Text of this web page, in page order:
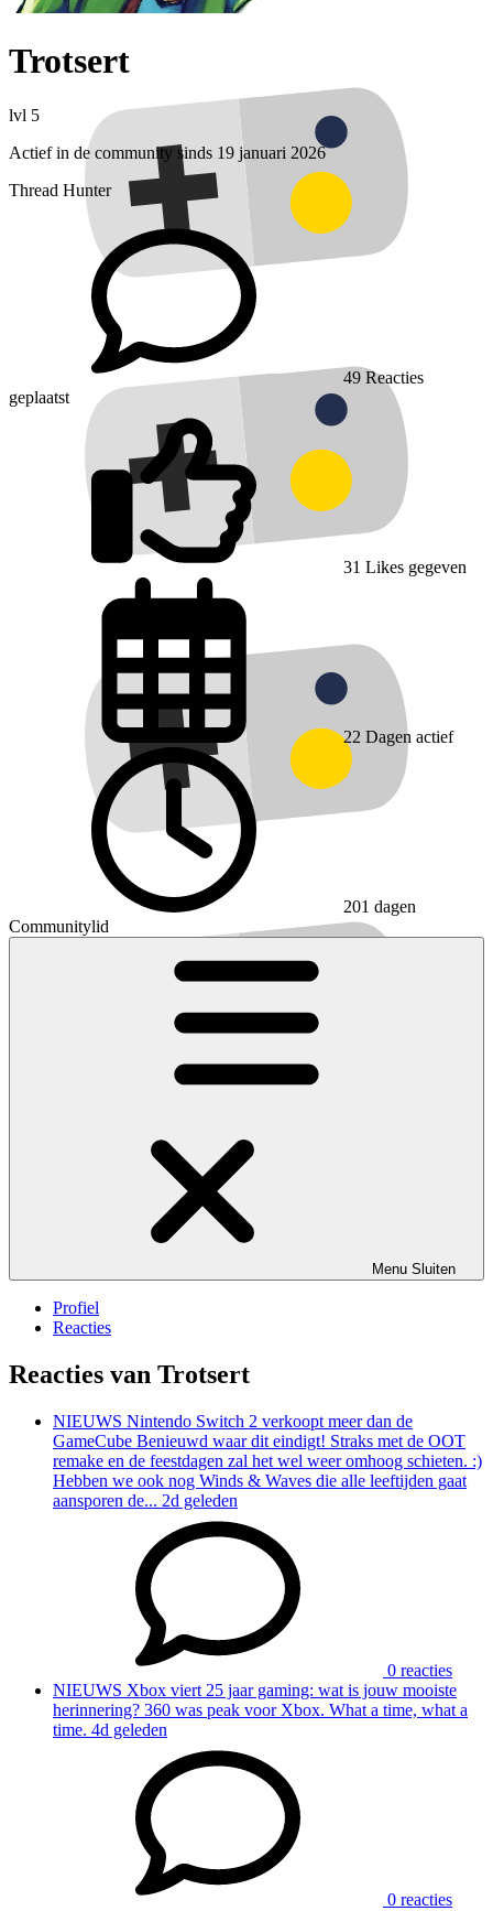
Trotsert
lvl 5
Actief in de community sinds 19 januari 2026
Thread Hunter
49 Reacties
geplaatst
31 Likes gegeven
22 Dagen actief
201 dagen
Communitylid
Menu Sluiten
Profiel
Reacties
Reacties van Trotsert
NIEUWS Nintendo Switch 2 verkoopt meer dan de
GameCube Benieuwd waar dit eindigt! Straks met de OOT
remake en de feestdagen zal het wel weer omhoog schieten. :)
Hebben we ook nog Winds & Waves die alle leeftijden gaat
aansporen de... 2d geleden
0 reacties
NIEUWS Xbox viert 25 jaar gaming: wat is jouw mooiste
herinnering? 360 was peak voor Xbox. What a time, what a
time. 4d geleden
0 reacties